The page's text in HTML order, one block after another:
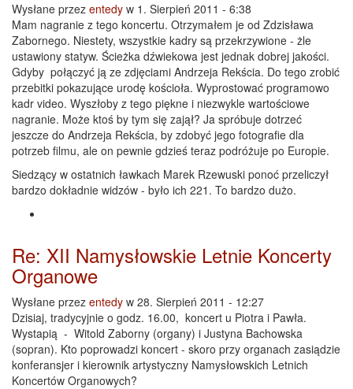
Wysłane przez entedy w 1. Sierpień 2011 - 6:38
Mam nagranie z tego koncertu. Otrzymałem je od Zdzisława
Zabornego. Niestety, wszystkie kadry są przekrzywione - żle
ustawiony statyw. Ścieżka dźwiekowa jest jednak dobrej jakości.
Gdyby połączyć ją ze zdjęciami Andrzeja Rekścia. Do tego zrobić
przebitki pokazujące urodę kościoła. Wyprostować programowo
kadr video. Wyszłoby z tego piękne i niezwykle wartościowe
nagranie. Może ktoś by tym się zajął? Ja spróbuje dotrzeć
jeszcze do Andrzeja Rekścia, by zdobyć jego fotografie dla
potrzeb filmu, ale on pewnie gdzieś teraz podróżuje po Europie.
Siedzący w ostatnich ławkach Marek Rzewuski ponoć przeliczył
bardzo dokładnie widzów - było ich 221. To bardzo dużo.
Re: XII Namysłowskie Letnie Koncerty
Organowe
Wysłane przez entedy w 28. Sierpień 2011 - 12:27
Dzisiaj, tradycyjnie o godz. 16.00, koncert u Piotra i Pawła.
Wystapią - Witold Zaborny (organy) i Justyna Bachowska
(sopran). Kto poprowadzi koncert - skoro przy organach zasiądzie
konferansjer i kierownik artystyczny Namysłowskich Letnich
Koncertów Organowych?